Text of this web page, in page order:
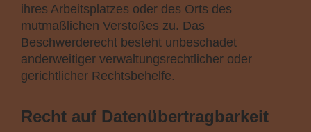
ihres Arbeitsplatzes oder des Orts des
mutmaßlichen Verstoßes zu. Das
Beschwerderecht besteht unbeschadet
anderweitiger verwaltungsrechtlicher oder
gerichtlicher Rechtsbehelfe.
Recht auf Daten­übertrag­barkeit